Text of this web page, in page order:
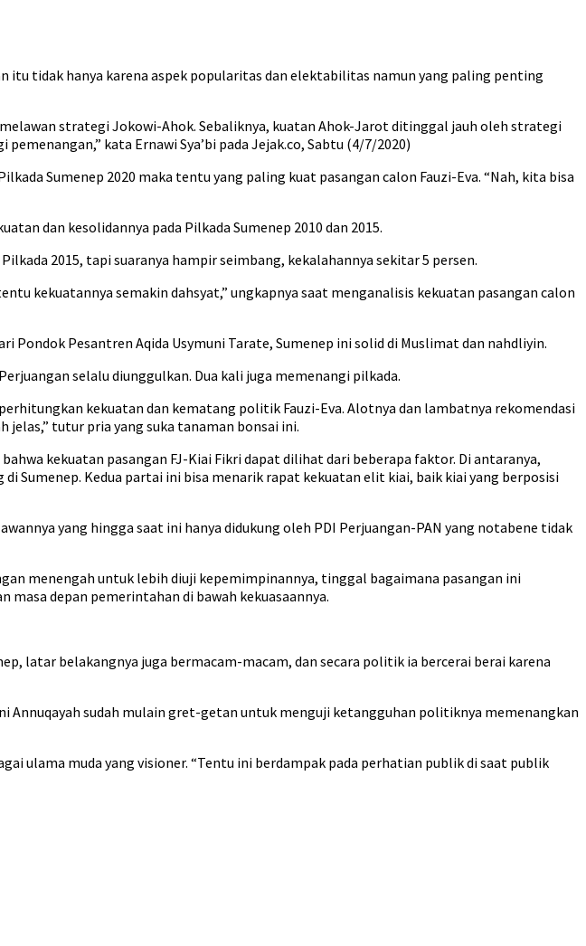
itu tidak hanya karena aspek popularitas dan elektabilitas namun yang paling penting
strategi Jokowi-Ahok. Sebaliknya, kuatan Ahok-Jarot ditinggal jauh oleh strategi
kata Ernawi Sya’bi pada Jejak.co, Sabtu (4/7/2020)
Sumenep 2020 maka tentu yang paling kuat pasangan calon Fauzi-Eva. “Nah, kita bisa
dan kesolidannya pada Pilkada Sumenep 2010 dan 2015.
2015, tapi suaranya hampir seimbang, kekalahannya sekitar 5 persen.
kekuatannya semakin dahsyat,” ungkapnya saat menganalisis kekuatan pasangan calon
Pondok Pesantren Aqida Usymuni Tarate, Sumenep ini solid di Muslimat dan nahdliyin.
selalu diunggulkan. Dua kali juga memenangi pilkada.
kekuatan dan kematang politik Fauzi-Eva. Alotnya dan lambatnya rekomendasi
tutur pria yang suka tanaman bonsai ini.
kekuatan pasangan FJ-Kiai Fikri dapat dilihat dari beberapa faktor. Di antaranya,
Sumenep. Kedua partai ini bisa menarik rapat kekuatan elit kiai, baik kiai yang berposisi
yang hingga saat ini hanya didukung oleh PDI Perjuangan-PAN yang notabene tidak
menengah untuk lebih diuji kepemimpinannya, tinggal bagaimana pasangan ini
masa depan pemerintahan di bawah kekuasaannya.
latar belakangnya juga bermacam-macam, dan secara politik ia bercerai berai karena
Annuqayah sudah mulain gret-getan untuk menguji ketangguhan politiknya memenangkan
ulama muda yang visioner. “Tentu ini berdampak pada perhatian publik di saat publik